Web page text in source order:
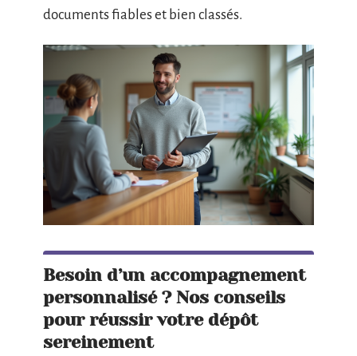
documents fiables et bien classés.
Besoin d’un accompagnement
personnalisé ? Nos conseils
pour réussir votre dépôt
sereinement